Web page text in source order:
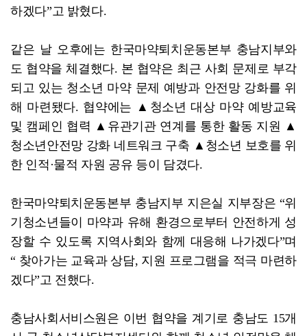
하겠다”고 밝혔다.
같은 날 오후에는 한국마약퇴치운동본부 충남지부와
도 협약을 체결했다. 본 협약은 최근 사회 문제로 부각
되고 있는 청소년 마약 문제 예방과 안전망 강화를 위
해 마련됐다. 협약에는 ▲청소년 대상 마약 예방교육
및 캠페인 협력 ▲유관기관 연계를 통한 활동 지원 ▲
청소년안전망 강화 네트워크 구축 ▲청소년 보호를 위
한 인적·물적 자원 공유 등이 담겼다.
한국마약퇴치운동본부 충남지부 지은실 지부장은 “위
기청소년들이 마약과 유해 환경으로부터 안전하게 성
장할 수 있도록 지역사회와 함께 대응해 나가겠다”며
“ 찾아가는 교육과 상담, 지원 프로그램을 적극 마련하
겠다”고 전했다.
충남사회서비스원은 이번 협약을 계기로 충남도 15개